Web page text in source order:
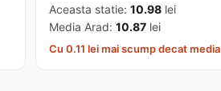
Aceasta statie: 10.98 lei
Media Arad: 10.87 lei
Cu 0.11 lei mai scump decat media